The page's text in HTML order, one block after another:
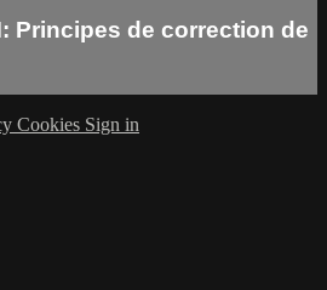
Principes de correction de
Cookies Sign in